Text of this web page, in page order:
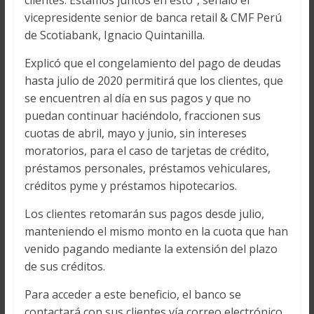
vicepresidente senior de banca retail & CMF Perú
de Scotiabank, Ignacio Quintanilla.
Explicó que el congelamiento del pago de deudas
hasta julio de 2020 permitirá que los clientes, que
se encuentren al día en sus pagos y que no
puedan continuar haciéndolo, fraccionen sus
cuotas de abril, mayo y junio, sin intereses
moratorios, para el caso de tarjetas de crédito,
préstamos personales, préstamos vehiculares,
créditos pyme y préstamos hipotecarios.
Los clientes retomarán sus pagos desde julio,
manteniendo el mismo monto en la cuota que han
venido pagando mediante la extensión del plazo
de sus créditos.
Para acceder a este beneficio, el banco se